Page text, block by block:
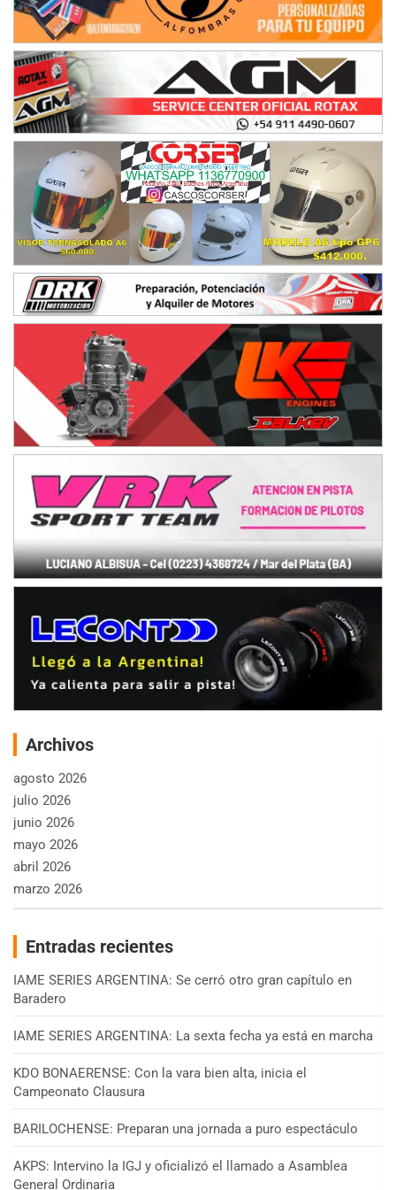
Archivos
agosto 2026
julio 2026
junio 2026
mayo 2026
abril 2026
marzo 2026
Entradas recientes
IAME SERIES ARGENTINA: Se cerró otro gran capítulo en
Baradero
IAME SERIES ARGENTINA: La sexta fecha ya está en marcha
KDO BONAERENSE: Con la vara bien alta, inicia el
Campeonato Clausura
BARILOCHENSE: Preparan una jornada a puro espectáculo
AKPS: Intervino la IGJ y oficializó el llamado a Asamblea
General Ordinaria